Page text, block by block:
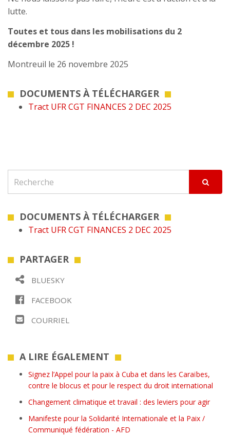
lutte.
Toutes et tous dans les mobilisations du 2
décembre 2025 !
Montreuil le 26 novembre 2025
DOCUMENTS À TÉLÉCHARGER
Tract UFR CGT FINANCES 2 DEC 2025
DOCUMENTS À TÉLÉCHARGER
Tract UFR CGT FINANCES 2 DEC 2025
PARTAGER
BLUESKY
FACEBOOK
COURRIEL
A LIRE ÉGALEMENT
Signez l’Appel pour la paix à Cuba et dans les Caraïbes,
contre le blocus et pour le respect du droit international
Changement climatique et travail : des leviers pour agir
Manifeste pour la Solidarité Internationale et la Paix /
Communiqué fédération - AFD